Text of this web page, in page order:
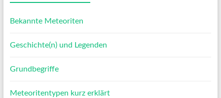
Bekannte Meteoriten
Geschichte(n) und Legenden
Grundbegriffe
Meteoritentypen kurz erklärt